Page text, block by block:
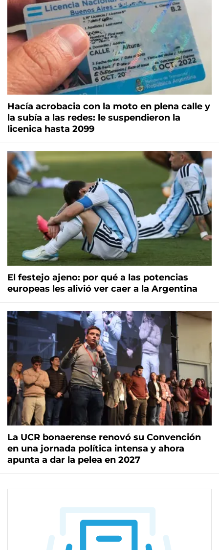
Hacía acrobacia con la moto en plena calle y
la subía a las redes: le suspendieron la
licenica hasta 2099
El festejo ajeno: por qué a las potencias
europeas les alivió ver caer a la Argentina
La UCR bonaerense renovó su Convención
en una jornada política intensa y ahora
apunta a dar la pelea en 2027